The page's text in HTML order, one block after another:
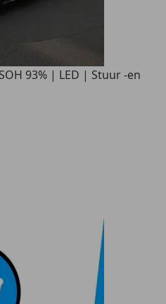
93% | LED | Stuur -en